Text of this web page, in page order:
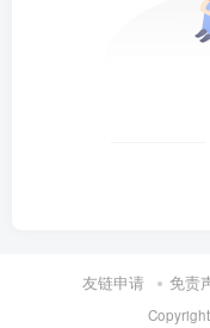
友链申请 免责